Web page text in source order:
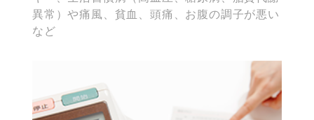
異常）や痛風、貧血、頭痛、お腹の調子が悪い
など